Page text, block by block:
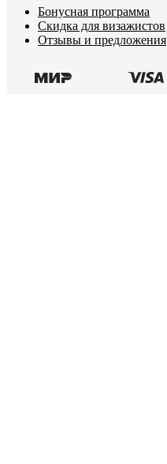
Бонусная программа
Скидка для визажистов
Отзывы и предложения